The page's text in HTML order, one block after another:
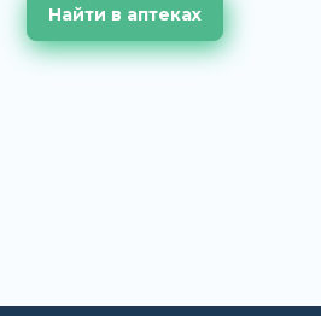
Найти в аптеках